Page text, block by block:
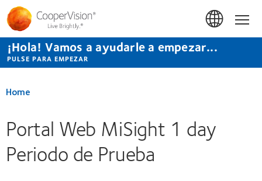
Pasar
contenido
principal
¡Hola! Vamos a ayudarle a empezar...
PULSE PARA EMPEZAR
Home
Portal Web MiSight 1 day
Periodo de Prueba